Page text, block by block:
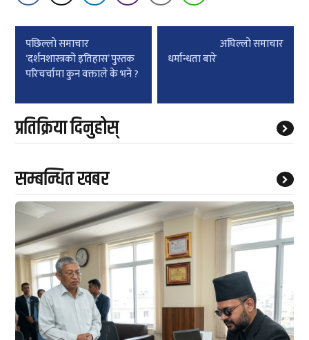
Post
navigation
पछिल्लाे समाचार
‘दर्शनशास्त्रको इतिहास’ पुस्तक
परिचर्चामा कुन वक्ताले के भने ?
अघिल्लाे समाचार
धर्मान्धता बारे
प्रतिक्रिया दिनुहोस्
सम्बन्धित खबर